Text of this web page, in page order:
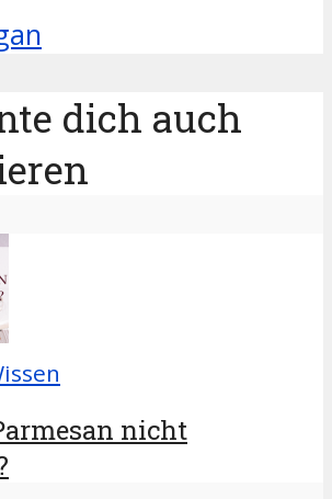
dich auch
nicht